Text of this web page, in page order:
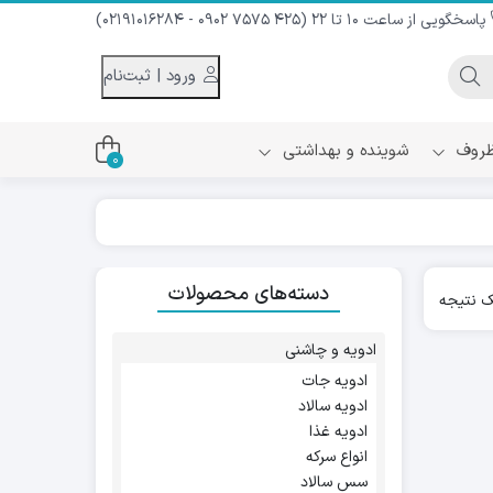
پاسخگویی از ساعت 10 تا 22 (425 7575 0902 - 02191016284)
سرد
شوینده و بهداشتی 0
نتیجه دسته‌های محصولات
ادویه و چاشنی
ادویه جات
ادویه سالاد
ادویه غذا
انواع سرکه
سس سالاد